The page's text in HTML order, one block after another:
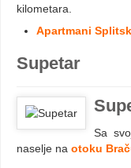
kilometara.
Apartmani
Supetar
Sa
naselje na otoku